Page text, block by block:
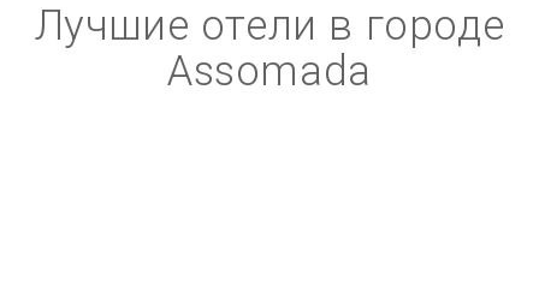
Лучшие отели в городе
Assomada